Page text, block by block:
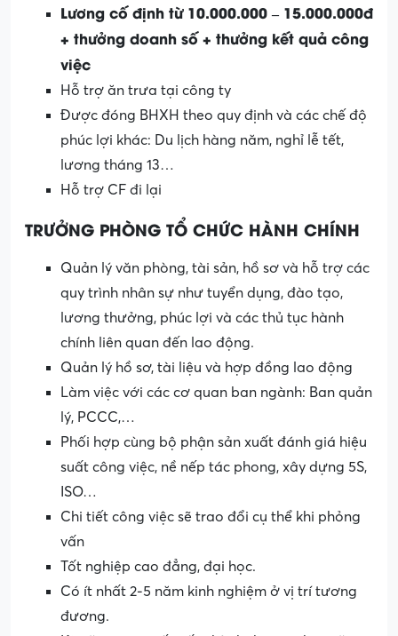
Lương cố định từ 10.000.000 – 15.000.000đ
+ thưởng doanh số + thưởng kết quả công
việc
Hỗ trợ ăn trưa tại công ty
Được đóng BHXH theo quy định và các chế độ
phúc lợi khác: Du lịch hàng năm, nghỉ lễ tết,
lương tháng 13…
Hỗ trợ CF đi lại
TRƯỞNG PHÒNG TỔ CHỨC HÀNH CHÍNH
Quản lý văn phòng, tài sản, hồ sơ và hỗ trợ các
quy trình nhân sự như tuyển dụng, đào tạo,
lương thưởng, phúc lợi và các thủ tục hành
chính liên quan đến lao động.
Quản lý hồ sơ, tài liệu và hợp đồng lao động
Làm việc với các cơ quan ban ngành: Ban quản
lý, PCCC,…
Phối hợp cùng bộ phận sản xuất đánh giá hiệu
suất công việc, nề nếp tác phong, xây dựng 5S,
ISO…
Chi tiết công việc sẽ trao đổi cụ thể khi phỏng
vấn
Tốt nghiệp cao đẳng, đại học.
Có ít nhất 2-5 năm kinh nghiệm ở vị trí tương
đương.